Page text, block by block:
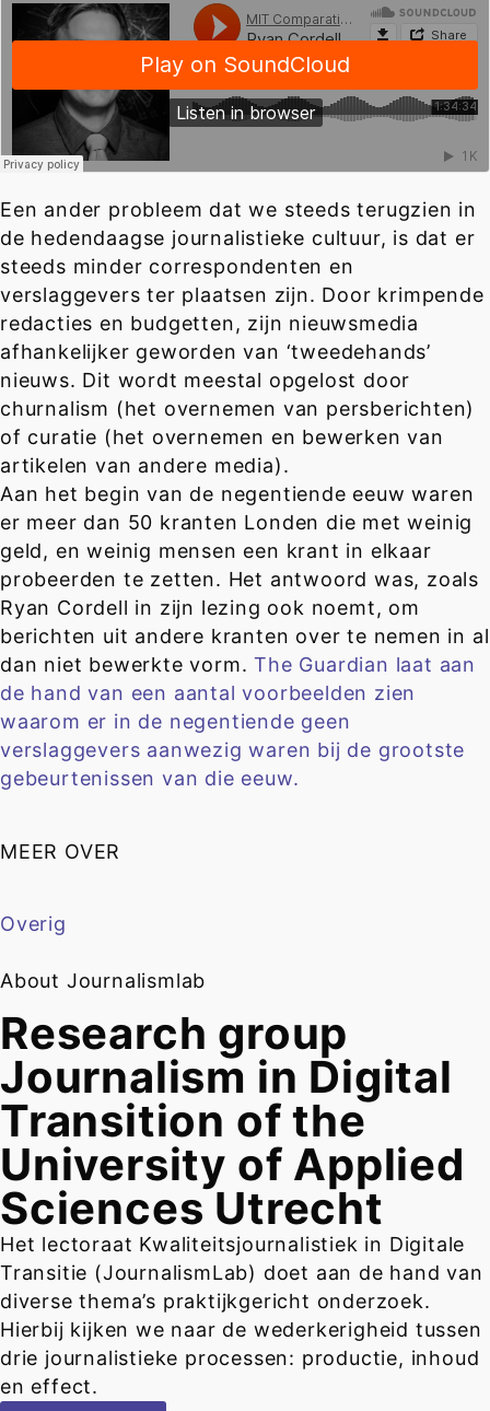
Een ander probleem dat we steeds terugzien in
de hedendaagse journalistieke cultuur, is dat er
steeds minder correspondenten en
verslaggevers ter plaatsen zijn. Door krimpende
redacties en budgetten, zijn nieuwsmedia
afhankelijker geworden van ‘tweedehands’
nieuws. Dit wordt meestal opgelost door
churnalism (het overnemen van persberichten)
of curatie (het overnemen en bewerken van
artikelen van andere media).
Aan het begin van de negentiende eeuw waren
er meer dan 50 kranten Londen die met weinig
geld, en weinig mensen een krant in elkaar
probeerden te zetten. Het antwoord was, zoals
Ryan Cordell in zijn lezing ook noemt, om
berichten uit andere kranten over te nemen in al
dan niet bewerkte vorm.The Guardian laat aan
de hand van een aantal voorbeelden zien
waarom er in de negentiende geen
verslaggevers aanwezig waren bij de grootste
gebeurtenissen van die eeuw.
MEER OVER
Overig
About Journalismlab
Research group
Journalism in Digital
Transition of the
University of Applied
Sciences Utrecht
Het lectoraat Kwaliteitsjournalistiek in Digitale
Transitie (JournalismLab) doet aan de hand van
diverse thema’s praktijkgericht onderzoek.
Hierbij kijken we naar de wederkerigheid tussen
drie journalistieke processen: productie, inhoud
en effect.